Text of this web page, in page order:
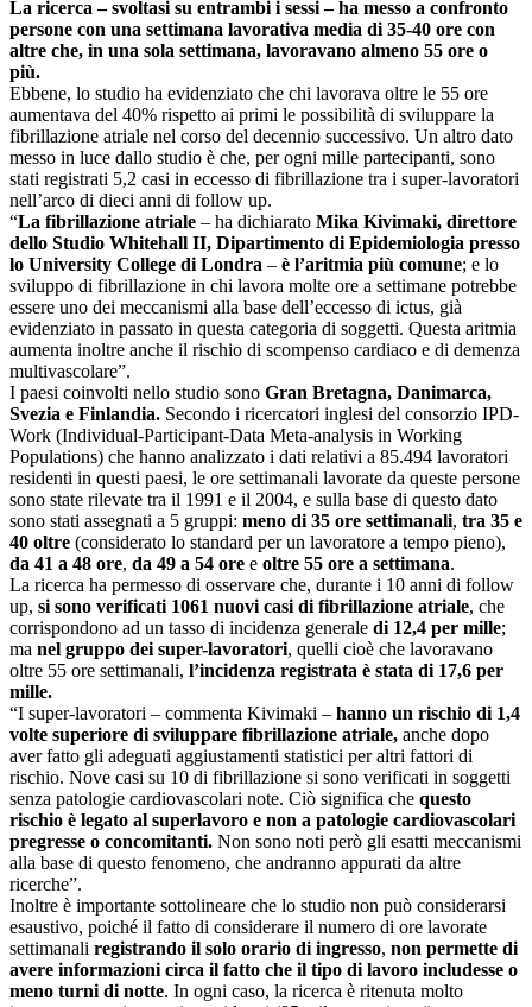
La ricerca – svoltasi su entrambi i sessi – ha messo a confronto
persone con una settimana lavorativa media di 35-40 ore con
altre che, in una sola settimana, lavoravano almeno 55 ore o
più.
Ebbene, lo studio ha evidenziato che chi lavorava oltre le 55 ore
aumentava del 40% rispetto ai primi le possibilità di sviluppare la
fibrillazione atriale nel corso del decennio successivo. Un altro dato
messo in luce dallo studio è che, per ogni mille partecipanti, sono
stati registrati 5,2 casi in eccesso di fibrillazione tra i super-lavoratori
nell’arco di dieci anni di follow up.
“La fibrillazione atriale – ha dichiarato Mika Kivimaki, direttore
dello Studio Whitehall II, Dipartimento di Epidemiologia presso
lo University College di Londra – è l’aritmia più comune; e lo
sviluppo di fibrillazione in chi lavora molte ore a settimane potrebbe
essere uno dei meccanismi alla base dell’eccesso di ictus, già
evidenziato in passato in questa categoria di soggetti. Questa aritmia
aumenta inoltre anche il rischio di scompenso cardiaco e di demenza
multivascolare”.
I paesi coinvolti nello studio sono Gran Bretagna, Danimarca,
Svezia e Finlandia. Secondo i ricercatori inglesi del consorzio IPD-
Work (Individual-Participant-Data Meta-analysis in Working
Populations) che hanno analizzato i dati relativi a 85.494 lavoratori
residenti in questi paesi, le ore settimanali lavorate da queste persone
sono state rilevate tra il 1991 e il 2004, e sulla base di questo dato
sono stati assegnati a 5 gruppi: meno di 35 ore settimanali, tra 35 e
40 oltre (considerato lo standard per un lavoratore a tempo pieno),
da 41 a 48 ore, da 49 a 54 ore e oltre 55 ore a settimana.
La ricerca ha permesso di osservare che, durante i 10 anni di follow
up, si sono verificati 1061 nuovi casi di fibrillazione atriale, che
corrispondono ad un tasso di incidenza generale di 12,4 per mille;
ma nel gruppo dei super-lavoratori, quelli cioè che lavoravano
oltre 55 ore settimanali, l’incidenza registrata è stata di 17,6 per
mille.
“I super-lavoratori – commenta Kivimaki – hanno un rischio di 1,4
volte superiore di sviluppare fibrillazione atriale, anche dopo
aver fatto gli adeguati aggiustamenti statistici per altri fattori di
rischio. Nove casi su 10 di fibrillazione si sono verificati in soggetti
senza patologie cardiovascolari note. Ciò significa che questo
rischio è legato al superlavoro e non a patologie cardiovascolari
pregresse o concomitanti. Non sono noti però gli esatti meccanismi
alla base di questo fenomeno, che andranno appurati da altre
ricerche”.
Inoltre è importante sottolineare che lo studio non può considerarsi
esaustivo, poiché il fatto di considerare il numero di ore lavorate
settimanali registrando il solo orario di ingresso, non permette di
avere informazioni circa il fatto che il tipo di lavoro includesse o
meno turni di notte. In ogni caso, la ricerca è ritenuta molto